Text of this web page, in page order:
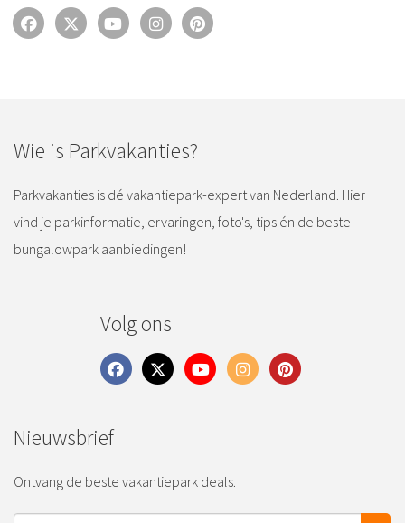
vind je parkinformatie, ervaringen, foto's, tips én de beste
bungalowpark aanbiedingen!